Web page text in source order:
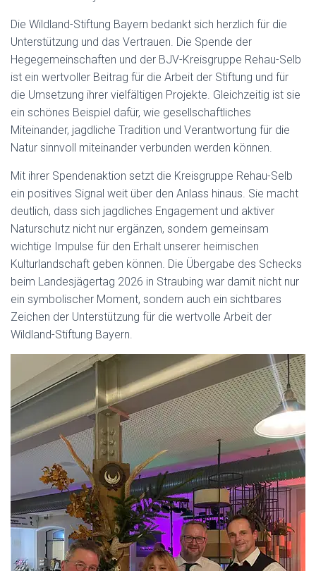
Die Wildland-Stiftung Bayern bedankt sich herzlich für die
Unterstützung und das Vertrauen. Die Spende der
Hegegemeinschaften und der BJV-Kreisgruppe Rehau-Selb
ist ein wertvoller Beitrag für die Arbeit der Stiftung und für
die Umsetzung ihrer vielfältigen Projekte. Gleichzeitig ist sie
ein schönes Beispiel dafür, wie gesellschaftliches
Miteinander, jagdliche Tradition und Verantwortung für die
Natur sinnvoll miteinander verbunden werden können.
Mit ihrer Spendenaktion setzt die Kreisgruppe Rehau-Selb
ein positives Signal weit über den Anlass hinaus. Sie macht
deutlich, dass sich jagdliches Engagement und aktiver
Naturschutz nicht nur ergänzen, sondern gemeinsam
wichtige Impulse für den Erhalt unserer heimischen
Kulturlandschaft geben können. Die Übergabe des Schecks
beim Landesjägertag 2026 in Straubing war damit nicht nur
ein symbolischer Moment, sondern auch ein sichtbares
Zeichen der Unterstützung für die wertvolle Arbeit der
Wildland-Stiftung Bayern.